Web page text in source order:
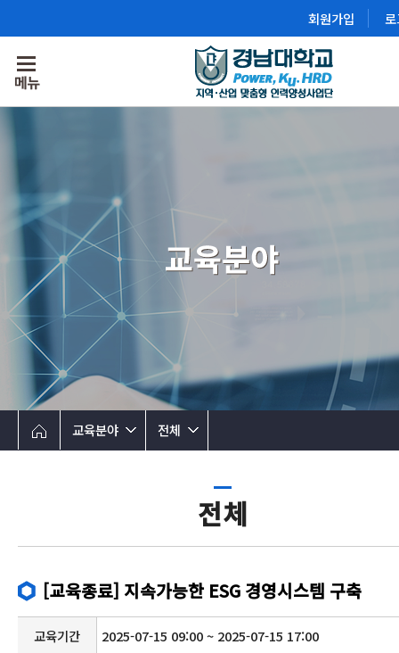
회원가입
교육분야 전체
전체
[교육종료] 지속가능한 ESG 경영시스템 구축
교육기간 2025-07-15 09:00 ~ 2025-07-15 17:00